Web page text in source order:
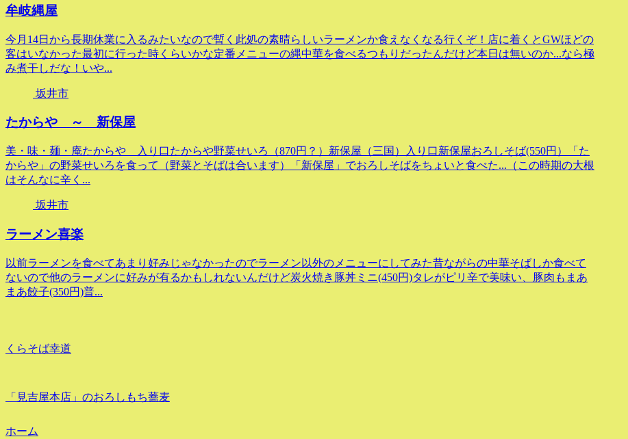
牟岐縄屋
今月14日から長期休業に入るみたいなので暫く此処の素晴らしいラーメンか食えなくなる行くぞ！店に着くとGWほどの
客はいなかった最初に行った時くらいかな定番メニューの縄中華を食べるつもりだったんだけど本日は無いのか...なら極
み煮干しだな！いや...
坂井市
たからや ～ 新保屋
美・味・麺・庵たからや 入り口たからや野菜せいろ（870円？）新保屋（三国）入り口新保屋おろしそば(550円）「た
からや」の野菜せいろを食って（野菜とそばは合います）「新保屋」でおろしそばをちょいと食べた...（この時期の大根
はそんなに辛く...
坂井市
ラーメン喜楽
以前ラーメンを食べてあまり好みじゃなかったのでラーメン以外のメニューにしてみた昔ながらの中華そばしか食べて
ないので他のラーメンに好みが有るかもしれないんだけど炭火焼き豚丼ミニ(450円)タレがピリ辛で美味い、豚肉もまあ
まあ餃子(350円)普...
くらそば幸道
「見吉屋本店」のおろしもち蕎麦
ホーム